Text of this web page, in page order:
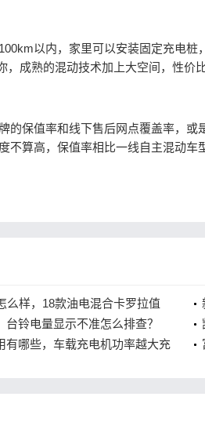
以内，家里可以安装固定充电桩
，成熟的混动技术加上大空间，性价
保值率和线下售后网点覆盖率，或
不算高，保值率相比一线自主混动
么样，18款油电混合卡罗拉值
铃电量显示不准怎么排查？
有哪些，车载充电机功率越大充